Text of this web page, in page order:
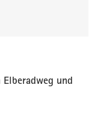
und